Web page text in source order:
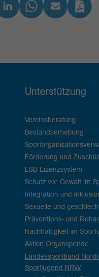
Unterstützung
Vereinsberatung
Bestandserhebung
Förderung und
LSB-Lizenzsystem
Schutz vor Gewalt im
Integration und
Sexuelle und
Präventions- und
Nachhaltigkeit im
Aktion Organspende
Landessportbund
Sportjugend NRW